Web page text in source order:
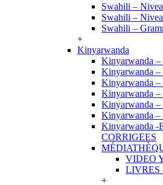
Swahili –
Swahili –
Swahili –
+
Kinyarwanda
Kinyarwanda –
Kinyarwanda –
Kinyarwanda –
Kinyarwanda –
Kinyarwanda –
Kinyarwanda –
Kinyarwanda -
CORRIGEES
VIDEO
LIVRES
+